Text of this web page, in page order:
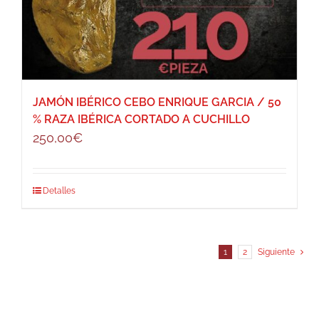
JAMÓN IBÉRICO CEBO ENRIQUE GARCIA / 50
% RAZA IBÉRICA CORTADO A CUCHILLO
250,00€
Detalles
1 2 Siguiente